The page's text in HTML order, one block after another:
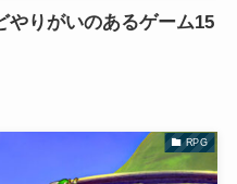
やりがいのあるゲーム15
RPG